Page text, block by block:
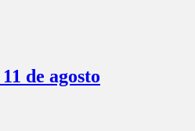
de agosto